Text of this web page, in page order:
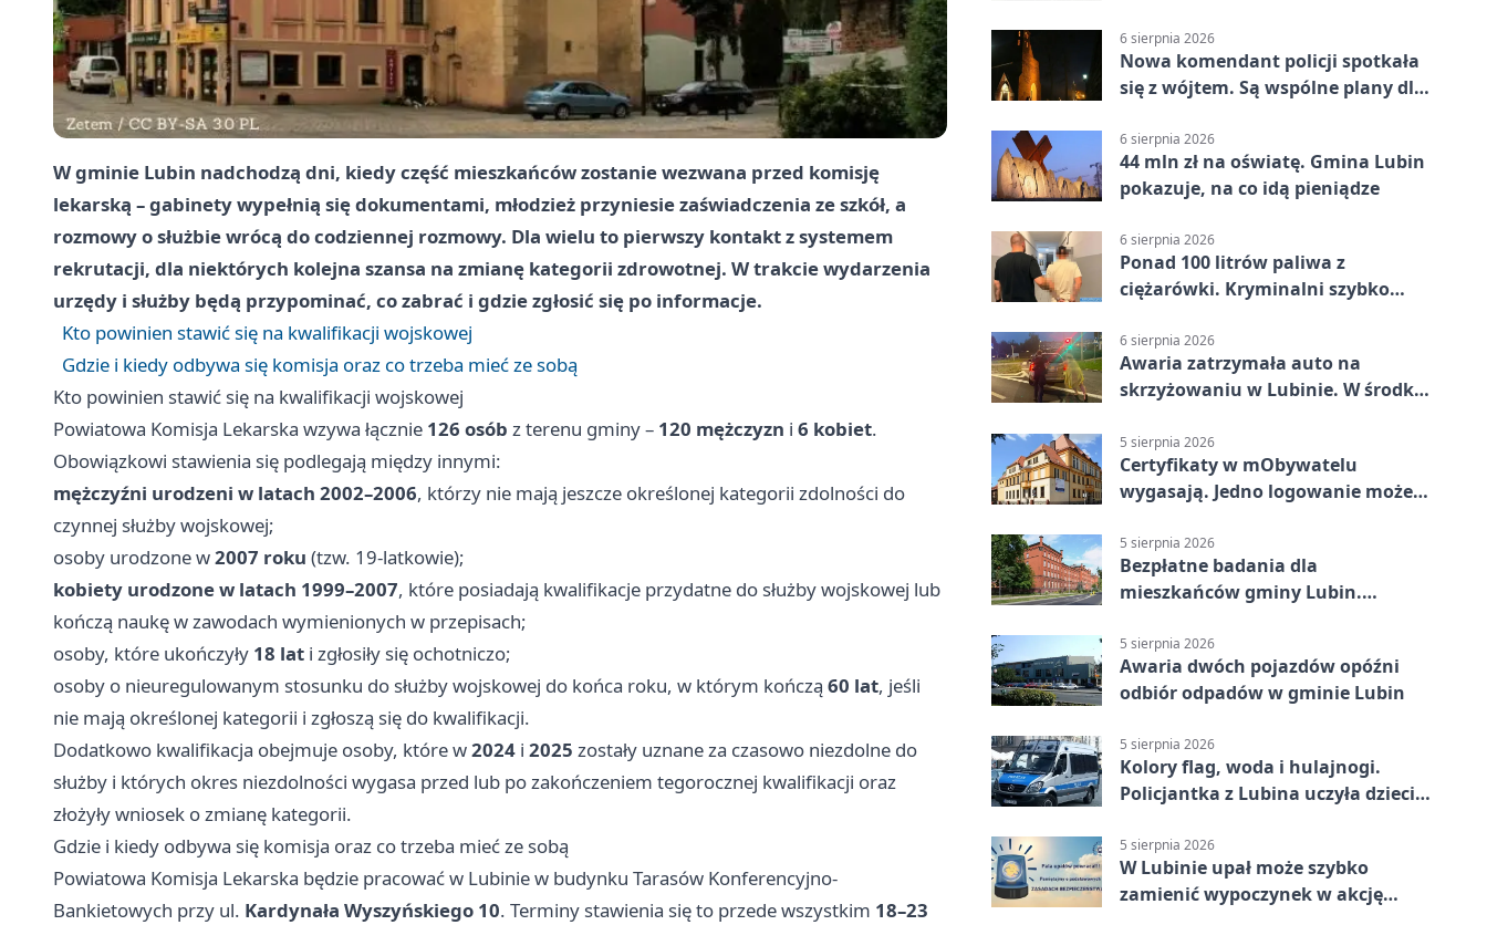
W gminie Lubin nadchodzą dni, kiedy część mieszkańców zostanie wezwana przed komisję
lekarską – gabinety wypełnią się dokumentami, młodzież przyniesie zaświadczenia ze szkół, a
rozmowy o służbie wrócą do codziennej rozmowy. Dla wielu to pierwszy kontakt z systemem
rekrutacji, dla niektórych kolejna szansa na zmianę kategorii zdrowotnej. W trakcie wydarzenia
urzędy i służby będą przypominać, co zabrać i gdzie zgłosić się po informacje.
Kto powinien stawić się na kwalifikacji wojskowej
Gdzie i kiedy odbywa się komisja oraz co trzeba mieć ze sobą
Kto powinien stawić się na kwalifikacji wojskowej
Powiatowa Komisja Lekarska wzywa łącznie 126 osób z terenu gminy – 120 mężczyzn i 6 kobiet.
Obowiązkowi stawienia się podlegają między innymi:
mężczyźni urodzeni w latach 2002–2006, którzy nie mają jeszcze określonej kategorii zdolności do
czynnej służby wojskowej;
osoby urodzone w2007 roku (tzw. 19-latkowie);
kobiety urodzone w latach 1999–2007, które posiadają kwalifikacje przydatne do służby wojskowej lub
kończą naukę w zawodach wymienionych w przepisach;
osoby, które ukończyły 18 lat i zgłosiły się ochotniczo;
osoby o nieuregulowanym stosunku do służby wojskowej do końca roku, w którym kończą 60 lat, jeśli
nie mają określonej kategorii i zgłoszą się do kwalifikacji.
Dodatkowo kwalifikacja obejmuje osoby, które w2024 i 2025 zostały uznane za czasowo niezdolne do
służby i których okres niezdolności wygasa przed lub po zakończeniem tegorocznej kwalifikacji oraz
złożyły wniosek o zmianę kategorii.
Gdzie i kiedy odbywa się komisja oraz co trzeba mieć ze sobą
Powiatowa Komisja Lekarska będzie pracować w Lubinie w budynku Tarasów Konferencyjno-
Bankietowych przy ul. Kardynała Wyszyńskiego 10. Terminy stawienia się to przede wszystkim 18–23
6 sierpnia 2026
Nowa komendant policji spotkała
się z wójtem. Są wspólne plany dla
6 sierpnia 2026
44 mln zł na oświatę. Gmina Lubin
pokazuje, na co idą pieniądze
6 sierpnia 2026
Ponad 100 litrów paliwa z
ciężarówki. Kryminalni szybko
6 sierpnia 2026
Awaria zatrzymała auto na
skrzyżowaniu w Lubinie. W środku
5 sierpnia 2026
Certyfikaty w mObywatelu
wygasają. Jedno logowanie może
5 sierpnia 2026
Bezpłatne badania dla
mieszkańców gminy Lubin.
5 sierpnia 2026
Awaria dwóch pojazdów opóźni
odbiór odpadów w gminie Lubin
5 sierpnia 2026
Kolory flag, woda i hulajnogi.
Policjantka z Lubina uczyła dzieci
5 sierpnia 2026
W Lubinie upał może szybko
zamienić wypoczynek w akcję